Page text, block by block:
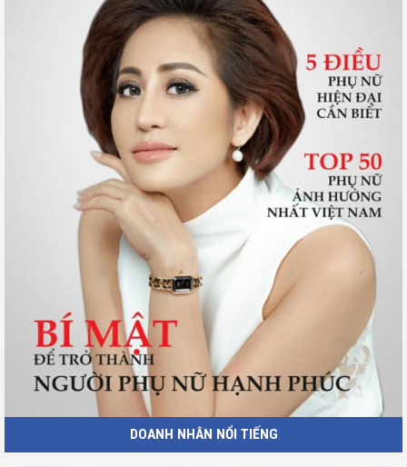
DOANH NHÂN NỔI TIẾNG